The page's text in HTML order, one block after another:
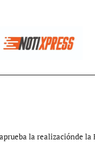
la realizaciónde